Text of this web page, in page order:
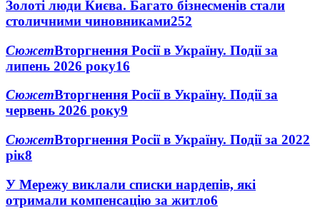
Золоті люди Києва. Багато бізнесменів стали
столичними чиновниками252
СюжетВторгнення Росії в Україну. Події за
липень 2026 року16
СюжетВторгнення Росії в Україну. Події за
червень 2026 року9
СюжетВторгнення Росії в Україну. Події за 2022
рік8
У Мережу виклали списки нардепів, які
отримали компенсацію за житло6